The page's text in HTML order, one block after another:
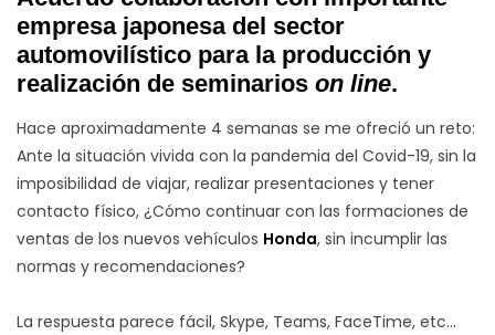
empresa japonesa del sector
automovilístico para la producción y
realización de seminarios on line.
Hace aproximadamente 4 semanas se me ofreció un reto:
Ante la situación vivida con la pandemia del Covid-19, sin la
imposibilidad de viajar, realizar presentaciones y tener
contacto físico, ¿Cómo continuar con las formaciones de
ventas de los nuevos vehículos Honda, sin incumplir las
normas y recomendaciones?
La respuesta parece fácil, Skype, Teams, FaceTime, etc…